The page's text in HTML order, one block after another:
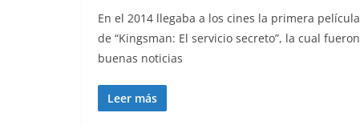
En el 2014 llegaba a los cines la primera película
de “Kingsman: El servicio secreto”, la cual fueron
buenas noticias
Leer más